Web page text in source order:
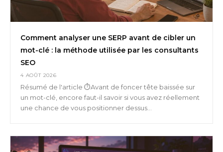
Comment analyser une SERP avant de cibler un
mot-clé : la méthode utilisée par les consultants
SEO
4 AOÛT 2026
Résumé de l'article ⏱️Avant de foncer tête baissée sur
un mot-clé, encore faut-il savoir si vous avez réellement
une chance de vous positionner dessus...